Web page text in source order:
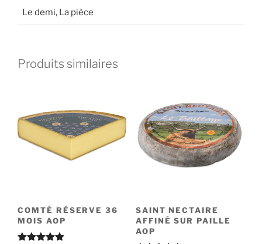
Le demi, La pièce
Produits similaires
COMTÉ RÉSERVE 36
MOIS AOP
SAINT NECTAIRE
AFFINÉ SUR PAILLE
AOP